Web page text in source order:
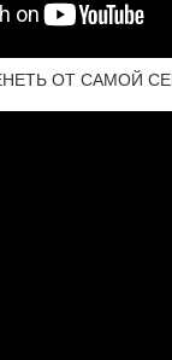
ОТ САМОЙ